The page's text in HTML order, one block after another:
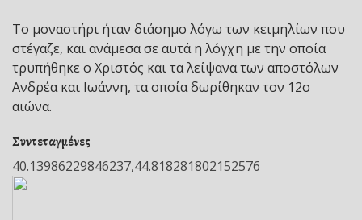
Το μοναστήρι ήταν διάσημο λόγω των κειμηλίων που
στέγαζε, και ανάμεσα σε αυτά η λόγχη με την οποία
τρυπήθηκε ο Χριστός και τα λείψανα των αποστόλων
Ανδρέα και Ιωάννη, τα οποία δωρίθηκαν τον 12ο
αιώνα.
Συντεταγμένες
40.13986229846237,44.818281802152576